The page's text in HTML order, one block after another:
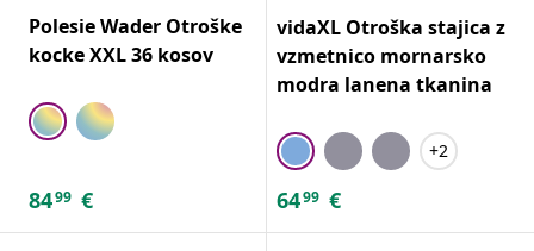
Polesie Wader Otroške
kocke XXL 36 kosov
8499 €
vidaXL Otroška stajica z
vzmetnico mornarsko
modra lanena tkanina
+2
6499 €